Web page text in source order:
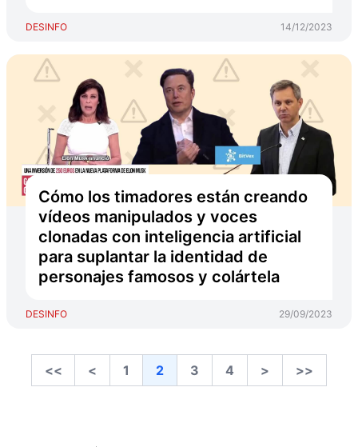
DESINFO 14/12/2023
Cómo los timadores están creando
vídeos manipulados y voces
clonadas con inteligencia artificial
para suplantar la identidad de
personajes famosos y colártela
DESINFO 29/09/2023
<< < 1 2 3 4 > >>